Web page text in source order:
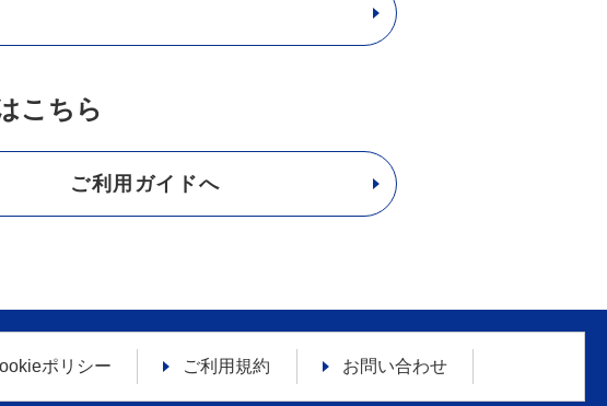
こちら
ご利用ガイドへ
ポリシー ご利用規約 お問い合わせ